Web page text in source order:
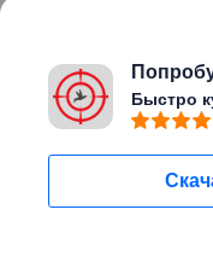
Политика
Пользуясь этим
Быстро